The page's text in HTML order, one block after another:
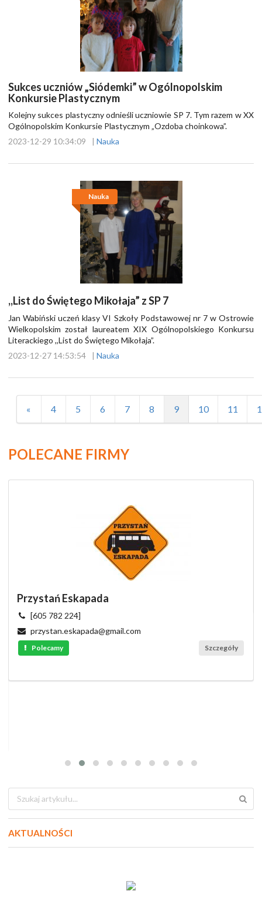
Sukces uczniów „Siódemki” w Ogólnopolskim
Konkursie Plastycznym
Kolejny sukces plastyczny odnieśli uczniowie SP 7. Tym razem w XX
Ogólnopolskim Konkursie Plastycznym „Ozdoba choinkowa”.
2023-12-29 10:34:09
| Nauka
Nauka
,,List do Świętego Mikołaja” z SP 7
Jan Wabiński uczeń klasy VI Szkoły Podstawowej nr 7 w Ostrowie
Wielkopolskim został laureatem XIX Ogólnopolskiego Konkursu
Literackiego ,,List do Świętego Mikołaja”.
2023-12-27 14:53:54
| Nauka
« 4 5 6 7 8 9 10 11
POLECANE FIRMY
Przystań Eskapada
[605 782 224]
przystan.eskapada@gmail.com
Polecamy Szczegóły
AKTUALNOŚCI